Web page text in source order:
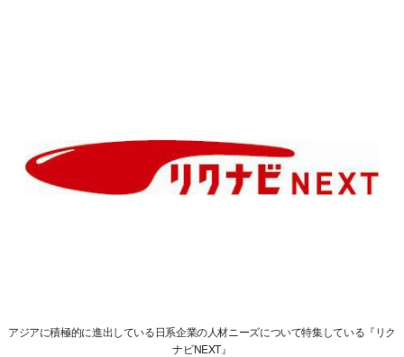
アジアに積極的に進出している日系企業の人材ニーズについて特集している『リク
ナビNEXT』